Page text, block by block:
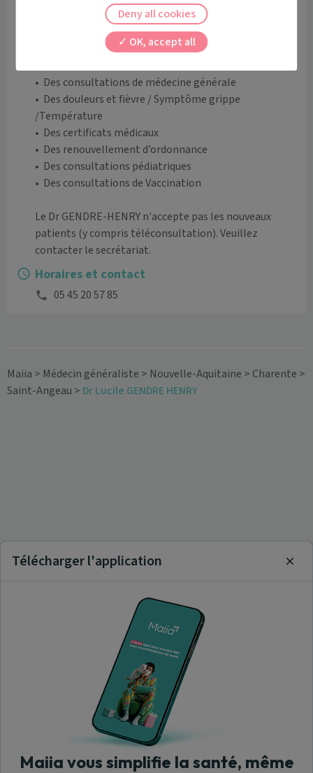
Informations
Le Dr Gendre-Henry accueille adultes, enfants et
nourrissons pour:
•	Des consultations de médecine générale
•	Des douleurs et fièvre / Symptôme grippe
/Température
•	Des certificats médicaux
•	Des renouvellement d’ordonnance
•	Des consultations pédiatriques
•	Des consultations de Vaccination
Le Dr GENDRE-HENRY n'accepte pas les nouveaux
patients (y compris téléconsultation). Veuillez
contacter le secrétariat.
Horaires et contact
05 45 20 57 85
Maiia > Médecin généraliste > Nouvelle-Aquitaine > Charente >
Saint-Angeau > Dr Lucile GENDRE HENRY
Télécharger l'application
Maiia vous simplifie la santé, même
OK, accept all
Deny all cookies